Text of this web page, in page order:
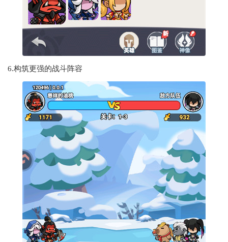
6.构筑更强的战斗阵容